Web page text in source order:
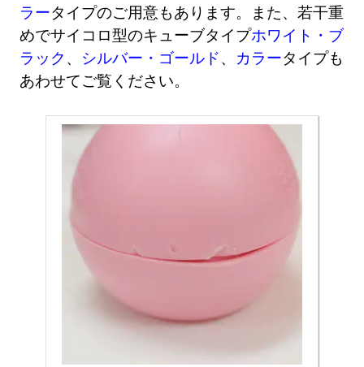
ラータイプのご用意もあります。また、若干重
めでサイコロ型のキューブタイプホワイト・ブ
ラック 、 シルバー・ゴールド、 カラータイプも
あわせてご覧ください。